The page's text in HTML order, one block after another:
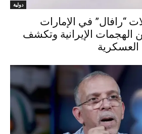
دولية
“رافال” في الإمارات
الهجمات الإيرانية وتكشف
العسكرية